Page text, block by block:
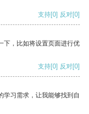
支持[0] 反对[0]
下，比如将设置页面进行优
支持[0] 反对[0]
学习需求，让我能够找到自